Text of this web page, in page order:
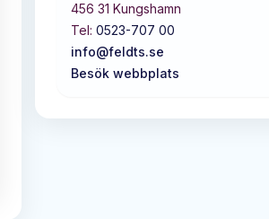
456 31 Kungshamn
Tel: 0523-707 00
info@feldts.se
Besök webbplats